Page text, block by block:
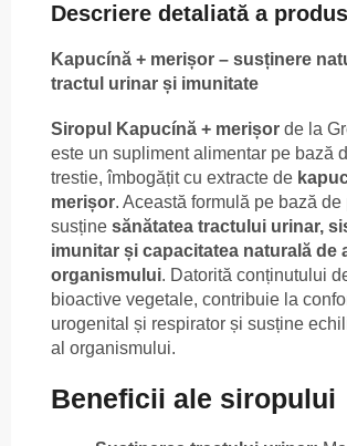
Descriere detaliată a
Kapucínă + merișor – susținere
tractul urinar și imunitate
Siropul Kapucínă + merișor de la
este un supliment alimentar pe bază
trestie, îmbogățit cu extracte de
merișor. Această formulă pe bază de
susține sănătatea tractului urinar,
imunitar și capacitatea naturală de
organismului. Datorită conținutului
bioactive vegetale, contribuie la
urogenital și respirator și susține
al organismului.
Beneficii ale siropului